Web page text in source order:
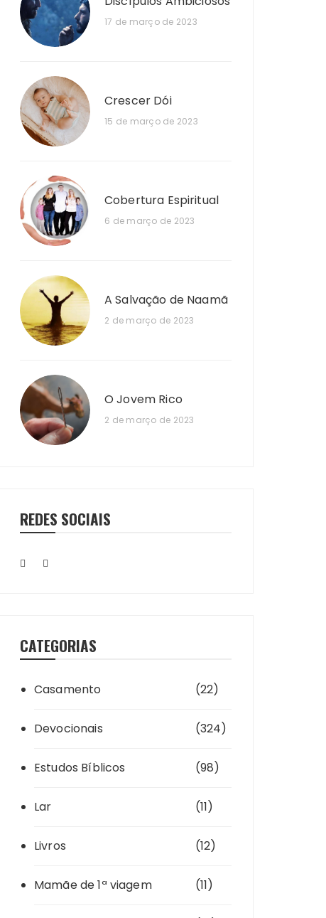
17 de março de 2023
Crescer Dói
15 de março de 2023
Cobertura Espiritual
6 de março de 2023
A Salvação de Naamã
2 de março de 2023
O Jovem Rico
2 de março de 2023
REDES SOCIAIS
CATEGORIAS
Casamento (22)
Devocionais (324)
Estudos Bíblicos (98)
Lar (11)
Livros (12)
Mamãe de 1ª viagem (11)